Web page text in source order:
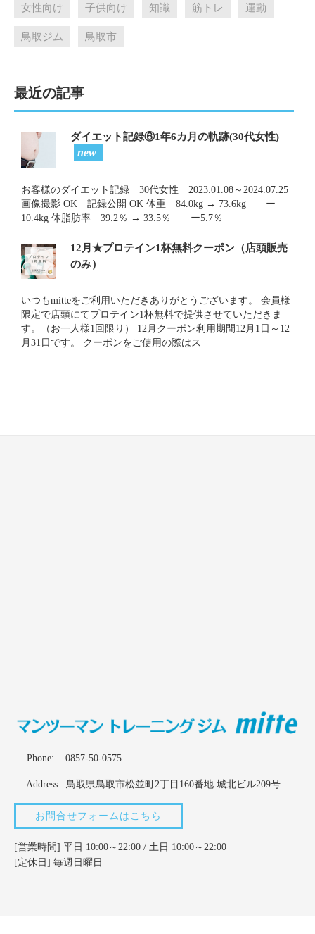
女性向け 子供向け 知識 筋トレ 運動
鳥取ジム 鳥取市
最近の記事
ダイエット記録⑥1年6カ月の軌跡(30代女性)
new
お客様のダイエット記録 30代女性 2023.01.08～2024.07.25
画像撮影 OK 記録公開 OK 体重 84.0kg → 73.6kg ー
10.4kg 体脂肪率 39.2％ → 33.5％ ー5.7％
12月★プロテイン1杯無料クーポン（店頭販売
のみ）
いつもmitteをご利用いただきありがとうございます。 会員様
限定で店頭にてプロテイン1杯無料で提供させていただきま
す。（お一人様1回限り） 12月クーポン利用期間12月1日～12
月31日です。 クーポンをご使用の際はス
Phone: 0857-50-0575
Address: 鳥取県鳥取市松並町2丁目160番地 城北ビル209号
お問合せフォームはこちら
[営業時間] 平日 10:00～22:00 / 土日 10:00～22:00
[定休日] 毎週日曜日